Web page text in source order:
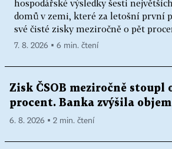
hospodářské výsledky šesti
domů v zemi, které za letošní první
své čisté zisky meziročně o pět
7. 8. 2026 ▪ 6 min. čtení
Zisk ČSOB meziročně stoupl
procent. Banka zvýšila
6. 8. 2026 ▪ 2 min. čtení